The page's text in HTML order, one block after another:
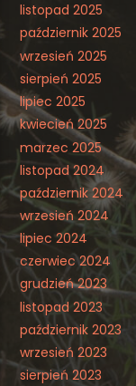
listopad 2025
październik 2025
wrzesień 2025
sierpień 2025
lipiec 2025
kwiecień 2025
marzec 2025
listopad 2024
październik 2024
wrzesień 2024
lipiec 2024
czerwiec 2024
grudzień 2023
listopad 2023
październik 2023
wrzesień 2023
sierpień 2023